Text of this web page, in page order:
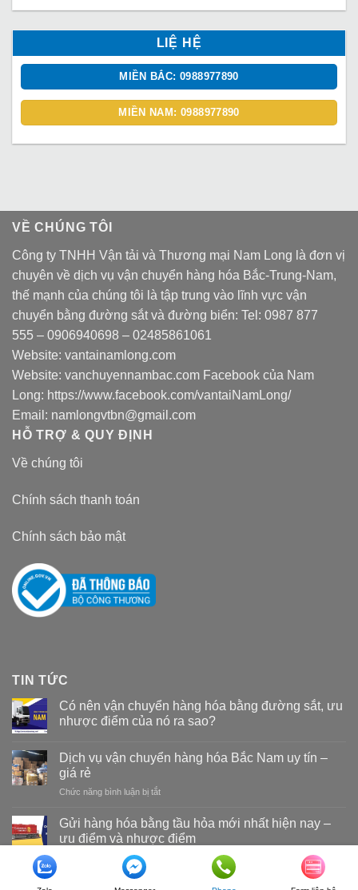
LIỆ HỆ
MIỀN BẮC: 0988977890
MIỀN NAM: 0988977890
VỀ CHÚNG TÔI
Công ty TNHH Vận tải và Thương mại Nam Long là đơn vị
chuyên về dịch vụ vận chuyển hàng hóa Bắc-Trung-Nam,
thế mạnh của chúng tôi là tập trung vào lĩnh vực vận
chuyển bằng đường sắt và đường biển: Tel: 0987 877
555 – 0906940698 – 02485861061
Website: vantainamlong.com
Website: vanchuyennambac.com Facebook của Nam
Long: https://www.facebook.com/vantaiNamLong/
Email: namlongvtbn@gmail.com
HỖ TRỢ & QUY ĐỊNH
Về chúng tôi
Chính sách thanh toán
Chính sách bảo mật
TIN TỨC
Có nên vận chuyển hàng hóa bằng đường sắt, ưu
nhược điểm của nó ra sao?
Dịch vụ vận chuyển hàng hóa Bắc Nam uy tín –
giá rẻ
Chức năng bình luận bị tắt
vụ
vận
chuyển
Gửi hàng hóa bằng tầu hỏa mới nhất hiện nay –
ưu điểm và nhược điểm
Copyright 2026 © Vận tải đường sắt Nam Long